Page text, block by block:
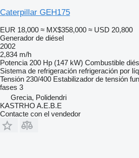
Caterpillar GEH175
EUR 18,000 ≈ MX$358,000 ≈ USD 20,800
Generador de diésel
2002
2,834 m/h
Potencia 200 Hp (147 kW) Combustible
Sistema de refrigeración refrigeración por
Tensión 230/400 Estabilizador de tensión
fases 3
Grecia, Polidendri
KASTRHO A.E.B.E
Contacte con el vendedor